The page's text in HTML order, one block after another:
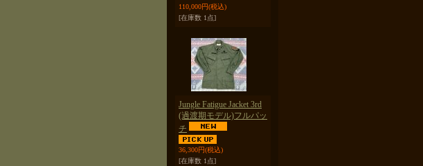
110,000円(税込)
[在庫数 1点]
Jungle Fatigue Jacket 3rd
(過渡期モデル)フルパッ
チ
36,300円(税込)
[在庫数 1点]